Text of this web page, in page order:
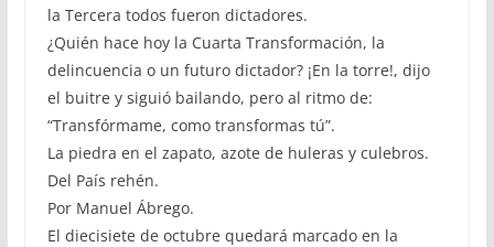
la Tercera todos fueron dictadores.
¿Quién hace hoy la Cuarta Transformación, la
delincuencia o un futuro dictador? ¡En la torre!, dijo
el buitre y siguió bailando, pero al ritmo de:
“Transfórmame, como transformas tú”.
La piedra en el zapato, azote de huleras y culebros.
Del País rehén.
Por Manuel Ábrego.
El diecisiete de octubre quedará marcado en la